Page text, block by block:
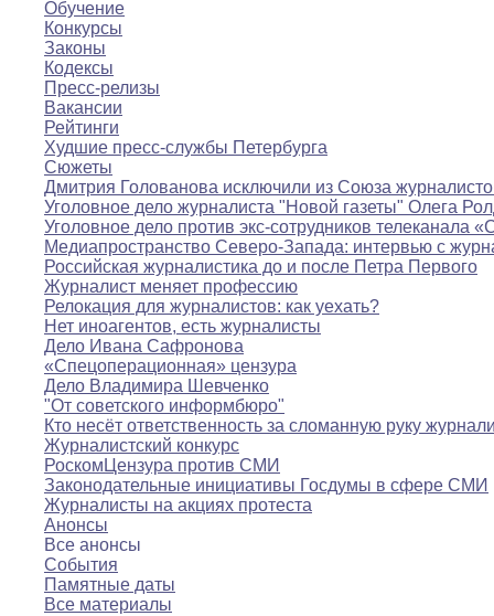
Обучение
Конкурсы
Законы
Кодексы
Пресс-релизы
Вакансии
Рейтинги
Худшие пресс-службы Петербурга
Сюжеты
Дмитрия Голованова исключили из Союза
Уголовное дело журналиста "Новой газеты" Олега
Уголовное дело против экс-сотрудников телеканала
Медиапространство Северо-Запада: интервью с
Российская журналистика до и после Петра Первого
Журналист меняет профессию
Релокация для журналистов: как уехать?
Нет иноагентов, есть журналисты
Дело Ивана Сафронова
«Спецоперационная» цензура
Дело Владимира Шевченко
"От советского информбюро"
Кто несёт ответственность за сломанную руку
Журналистский конкурс
РоскомЦензура против СМИ
Законодательные инициативы Госдумы в сфере СМИ
Журналисты на акциях протеста
Анонсы
Все анонсы
События
Памятные даты
Все материалы